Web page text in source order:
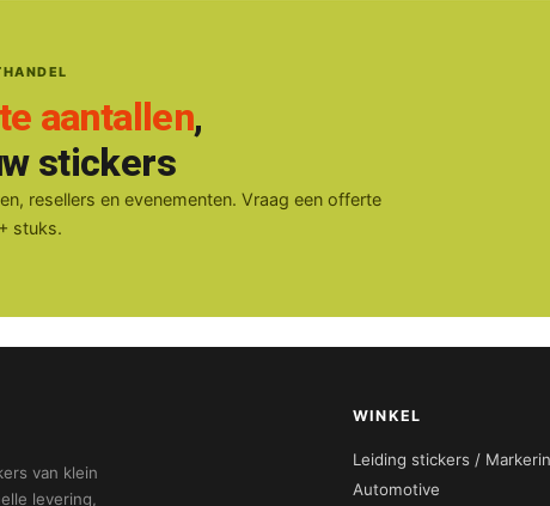
aantallen,
stickers
resellers en evenementen. Vraag een offerte
stuks.
van klein
levering,
WINKEL
Leiding stickers /
Automotive